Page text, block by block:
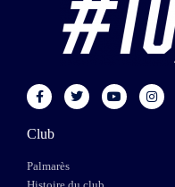
Club
Palmarès